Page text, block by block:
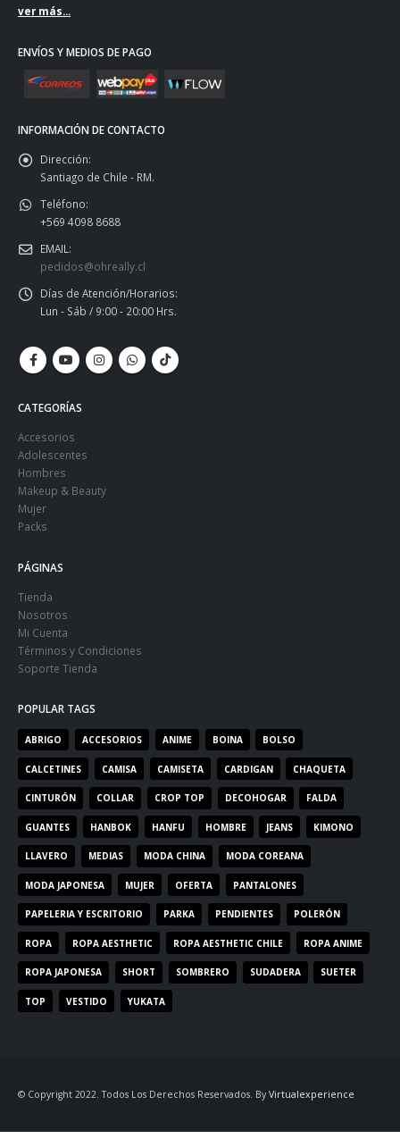
ver más...
ENVÍOS Y MEDIOS DE PAGO
INFORMACIÓN DE CONTACTO
Dirección:
Santiago de Chile - RM.
Teléfono:
+569 4098 8688
EMAIL:
pedidos@ohreally.cl
Días de Atención/Horarios:
Lun - Sáb / 9:00 - 20:00 Hrs.
CATEGORÍAS
Accesorios
Adolescentes
Hombres
Makeup & Beauty
Mujer
Packs
PÁGINAS
Tienda
Nosotros
Mi Cuenta
Términos y Condiciones
Soporte Tienda
POPULAR TAGS
ABRIGO ACCESORIOS ANIME BOINA BOLSO
CALCETINES CAMISA CAMISETA CARDIGAN CHAQUETA
CINTURÓN COLLAR CROP TOP DECOHOGAR FALDA
GUANTES HANBOK HANFU HOMBRE JEANS KIMONO
LLAVERO MEDIAS MODA CHINA MODA COREANA
MODA JAPONESA MUJER OFERTA PANTALONES
PAPELERIA Y ESCRITORIO PARKA PENDIENTES POLERÓN
ROPA ROPA AESTHETIC ROPA AESTHETIC CHILE ROPA ANIME
ROPA JAPONESA SHORT SOMBRERO SUDADERA SUETER
TOP VESTIDO YUKATA
© Copyright 2022. Todos Los Derechos Reservados. By Virtualexperience